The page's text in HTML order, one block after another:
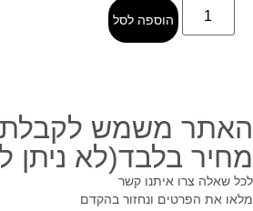
הוספה לסל
משמש לקבלת
בלבד(לא ניתן
שאלה צרו איתנו קשר
את הפרטים ונחזור בהקדם